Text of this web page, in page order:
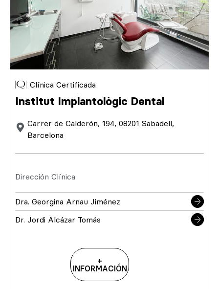
Clínica Certificada
Institut Implantològic Dental
Carrer de Calderón, 194, 08201 Sabadell,
Barcelona
Dirección Clínica
Dra. Georgina Arnau Jiménez
Dr. Jordi Alcázar Tomás
+
INFORMACIÓN